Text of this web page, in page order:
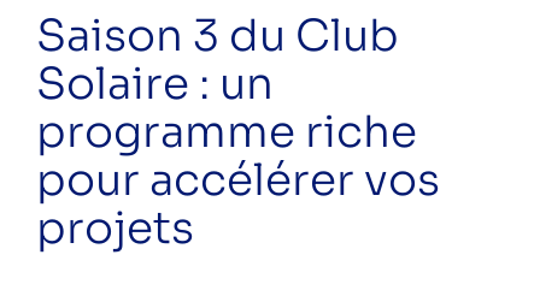
ecoreno'v
energies renouvelables
formation
rénovation
rénovation énergétique
sensibilisation
solaire
écogestes
Saison 3 du Club
Solaire : un
programme riche
pour accélérer vos
projets